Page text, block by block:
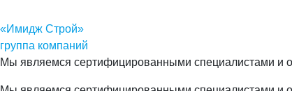
«Имидж Строй»
группа компаний
Мы являемся сертифицированными специалистами и